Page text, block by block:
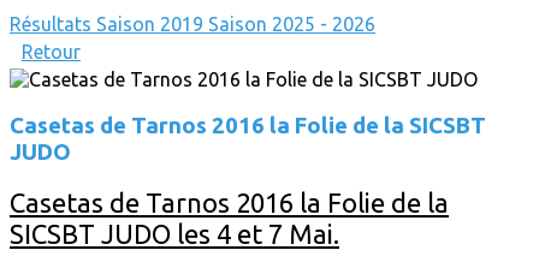
Résultats Saison 2019 Saison 2025 - 2026
Retour
Casetas de Tarnos 2016 la Folie de la SICSBT
JUDO
Casetas de Tarnos 2016 la Folie de la
SICSBT JUDO les 4 et 7 Mai.